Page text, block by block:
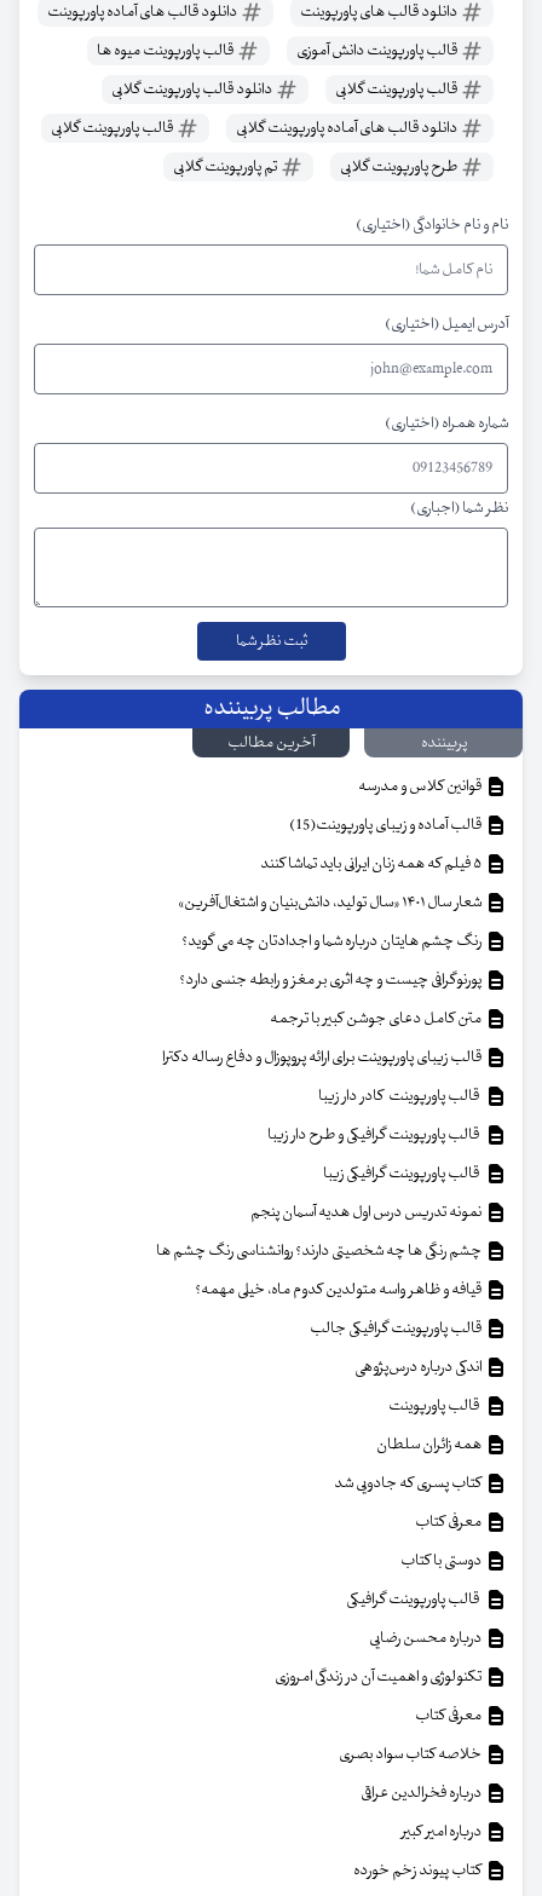
دانلود قالب های پاورپوینت
دانلود قالب های آماده پاورپوینت
قالب پاورپوینت دانش آموزی
قالب پاورپوینت میوه ها
قالب پاورپوینت گلابی
دانلود قالب پاورپوینت گلابی
دانلود قالب های آماده پاورپوینت گلابی
قالب پاورپوینت گلابی
طرح پاورپوینت گلابی
تم پاورپوینت گلابی
نام و نام خانوادگی (اختیاری)
آدرس ایمیل (اختیاری)
شماره همراه (اختیاری)
نظر شما (اجباری)
مطالب پربیننده
پربیننده
آخرین مطالب
قوانین کلاس و مدرسه
قالب آماده و زیبای پاورپوینت(15)
شعار سال ۱۴۰۱ «سال تولید، دانش‌بنیان و اشتغال‌آفرین»
رنگ چشم هایتان درباره شما و اجدادتان چه می گوید؟
پورنوگرافی چیست و چه اثری بر مغز و رابطه جنسی دارد؟
متن کامل دعای جوشن کبیر با ترجمه
قالب زیبای پاورپوینت برای ارائه پروپوزال و دفاع رساله دکترا
قالب پاورپوینت کادر دار زیبا
قالب پاورپوینت گرافیکی و طرح دار زیبا
قالب پاورپوینت گرافیکی زیبا
نمونه تدریس درس اول هدیه آسمان پنجم
چشم رنگی ها چه شخصیتی دارند؟ روانشناسی رنگ چشم ها
قیافه و ظاهر واسه متولدین کدوم ماه، خیلی مهمه؟
قالب پاورپوینت گرافیکی جالب
اندکی درباره درس‌پژوهی
قالب پاورپوینت
همه زائران سلطان
کتاب پسری که جادویی شد
معرفی کتاب
دوستی با کتاب
قالب پاورپوینت گرافیکی
درباره محسن رضایی
تکنولوژی و اهمیت آن در زندگی امروزی
معرفی کتاب
خلاصه کتاب سواد بصری
درباره فخرالدین عراقی
درباره امیر کبیر
کتاب پیوند زخم خورده